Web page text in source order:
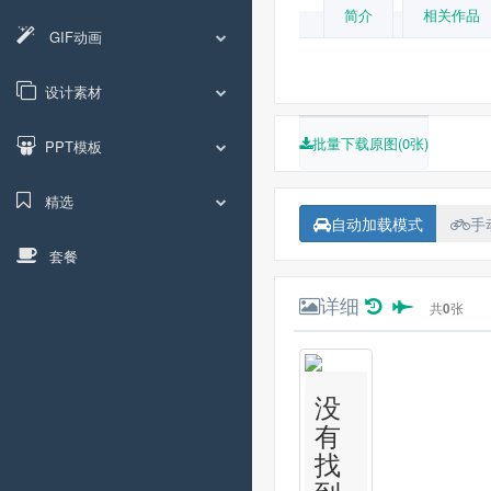
GIF动画
设计素材
PPT模板
精选
套餐
简介 相关作品
批量下载原图(0张)
自动加载模式 手
详细 共0张
没
有
找